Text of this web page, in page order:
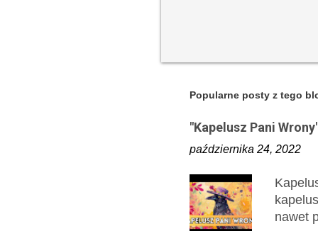
Popularne posty z tego
"Kapelusz Pani
października 24, 2022
nawet